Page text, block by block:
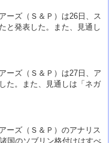
ーズ（Ｓ＆Ｐ）は26日、ス
と発表した。また、見通し
ーズ（Ｓ＆Ｐ）は27日、ア
た。また、見通しは「ネガ
ーズ（Ｓ＆Ｐ）のアナリス
国のソブリン格付けはすべ